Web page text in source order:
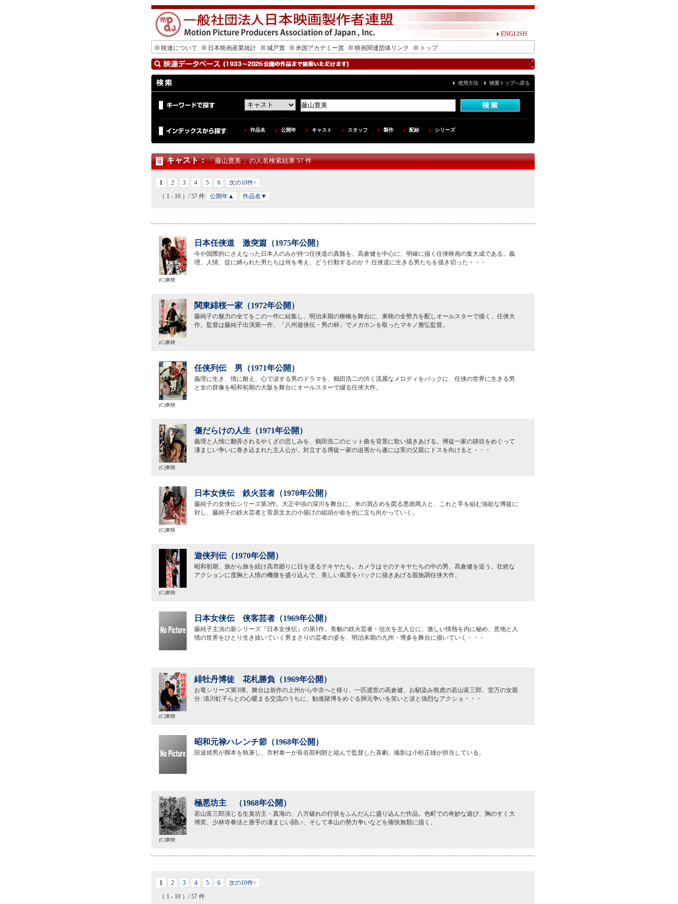
ENGLISH
映連について
日本映画産業統計 城戸賞 米国アカデミー賞 映画関連団体リンク トップ
使用方法 検索トップへ戻る
作品名 公開年 キャスト スタッフ 製作 配給 シリーズ
キャスト：「 藤山寛美 」の人名検索結果 57 件
1 2 3 4 5 6
次の10件>
（ 1 - 10 ）/ 57 件
公開年▲ 作品名▼
日本任侠道 激突篇（1975年公開）
今や国際的にさえなった日本人のみが持つ任侠道の真髄を、高倉健を中心に、明確に描く任侠映画の集大成である。義
理、人情、掟に縛られた男たちは何を考え、どう行動するのか？ 任侠道に生きる男たちを描き切った・・・
(C)東映
関東緋桜一家（1972年公開）
藤純子の魅力の全てをこの一作に結集し、明治末期の柳橋を舞台に、東映の全勢力を配しオールスターで描く、任侠大
作。監督は藤純子出演第一作、「八州遊侠伝・男の杯」でメガホンを取ったマキノ雅弘監督。
(C)東映
任侠列伝 男（1971年公開）
義理に生き、情に耐え、心で涙する男のドラマを、鶴田浩二の渋く流麗なメロディをバックに、任侠の世界に生きる男
と女の群像を昭和初期の大阪を舞台にオールスターで綴る任侠大作。
(C)東映
傷だらけの人生（1971年公開）
義理と人情に翻弄されるやくざの悲しみを、鶴田浩二のヒット曲を背景に歌い描きあげる。博徒一家の跡目をめぐって
凄まじい争いに巻き込まれた主人公が、対立する博徒一家の迫害から遂には実の父親にドスを向けると・・・
(C)東映
日本女侠伝 鉄火芸者（1970年公開）
藤純子の女侠伝シリーズ第3作。大正中頃の深川を舞台に、米の買占めを図る悪徳商人と、これと手を組む強欲な博徒に
対し、藤純子の鉄火芸者と菅原文太の小揚げの組頭が命を的に立ち向かっていく。
(C)東映
遊侠列伝（1970年公開）
昭和初期、旅から旅を続け高市廻りに日を送るテキヤたち。カメラはそのテキヤたちの中の男、高倉健を追う。壮絶な
アクションに度胸と人情の機微を盛り込んで、美しい風景をバックに描きあげる股旅調任侠大作。
(C)東映
日本女侠伝 侠客芸者（1969年公開）
藤純子主演の新シリーズ『日本女侠伝』の第1作。美貌の鉄火芸者・信次を主人公に、激しい情熱を内に秘め、意地と人
情の世界をひとり生き抜いていく男まさりの芸者の姿を、明治末期の九州・博多を舞台に描いていく・・・
緋牡丹博徒 花札勝負（1969年公開）
お竜シリーズ第3弾。舞台は前作の上州から中京へと移り、一匹渡世の高倉健、お馴染み熊虎の若山富三郎、堂万の女親
分･清川虹子らとの心暖まる交流のうちに、勧進賭博をめぐる胴元争いを笑いと涙と強烈なアクショ・・・
(C)東映
昭和元禄ハレンチ節（1968年公開）
田波靖男が脚本を執筆し、市村泰一が長谷部利朗と組んで監督した喜劇。撮影は小杉正雄が担当している。
極悪坊主 （1968年公開）
若山富三郎演じる生臭坊主・真海の、八方破れの行状をふんだんに盛り込んだ作品。色町での奇妙な遊び、胸のすく大
博奕、少林寺拳法と唐手の凄まじい闘い、そして本山の勢力争いなどを痛快無類に描く。
(C)東映
1 2 3 4 5 6
次の10件>
（ 1 - 10 ）/ 57 件